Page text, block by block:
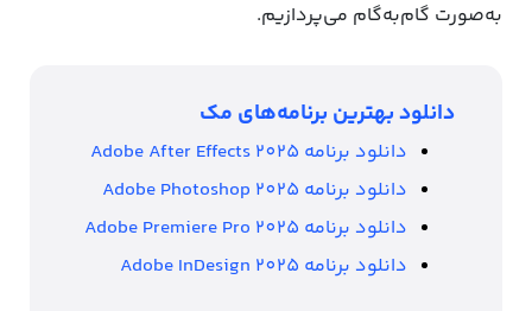
به‌صورت گام‌به‌گام می‌پردازیم.
دانلود بهترین برنامه‌های مک
دانلود برنامه Adobe After Effects 2025
دانلود برنامه Adobe Photoshop 2025
دانلود برنامه Adobe Premiere Pro 2025
دانلود برنامه Adobe InDesign 2025